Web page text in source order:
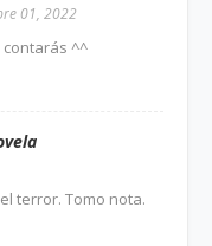
01, 2022
contarás ^^
terror. Tomo nota.